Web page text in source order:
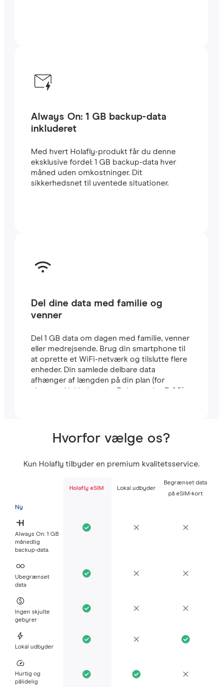
Always On: 1 GB backup-data
inkluderet
Med hvert Holafly-produkt får du denne
eksklusive fordel: 1 GB backup-data hver
måned uden omkostninger. Dit
sikkerhedsnet til uventede situationer.
Del dine data med familie og
venner
Del 1 GB data om dagen med familie, venner
eller medrejsende. Brug din smartphone til
at oprette et WiFi-netværk og tilslutte flere
enheder. Din samlede delbare data
afhænger af længden på din plan (for
eksempel inkluderer en 7-dages plan 7 GB).
Hvorfor vælge os?
Kun Holafly tilbyder en premium kvalitetsservice.
Holafly eSIM Lokal udbyder
Begrænset data
på eSIM-kort
Ny
Always On: 1 GB
månedlig
backup-data.
Ubegrænset
data
Ingen skjulte
gebyrer
Lokal udbyder
Hurtig og
pålidelig